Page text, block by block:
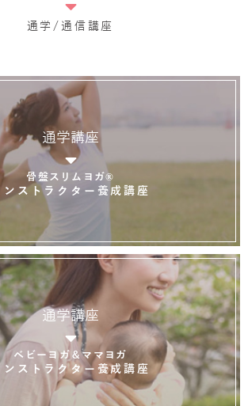
通学/通信講座
通学講座
骨盤スリムヨガ®
ンストラクター養成講座
通学講座
ベビーヨガ＆ママヨガ
ンストラクター養成講座